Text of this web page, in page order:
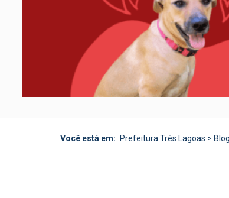
Você está em: Prefeitura Três Lagoas > Blog